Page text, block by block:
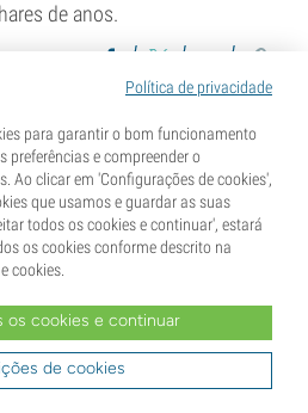
de anos.
profissional
copywriter e autor,
anos a equipa da
por abordar uma vasta
o CBD aos
Adam dedica-se à
Política de privacidade
para garantir o bom funcionamento
preferências e compreender o
Ao clicar em 'Configurações de cookies',
que usamos e guardar as suas
todos os cookies e continuar', estará
os cookies conforme descrito na
cookies.
os cookies e continuar
de cookies